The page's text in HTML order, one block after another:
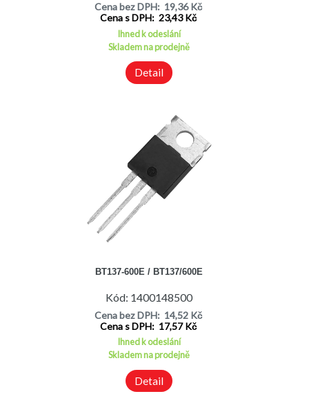
Cena bez DPH: 19,36 Kč
Cena s DPH: 23,43 Kč
Ihned k odeslání
Skladem na prodejně
Detail
BT137-600E / BT137/600E
Kód: 1400148500
Cena bez DPH: 14,52 Kč
Cena s DPH: 17,57 Kč
Ihned k odeslání
Skladem na prodejně
Detail